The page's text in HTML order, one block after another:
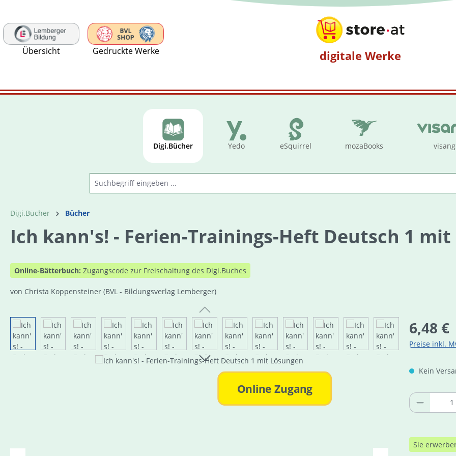
Übersicht Gedruckte Werke digitale Werke
Digi.Bücher Yedo eSquirrel mozaBooks visang
Digi.Bücher Bücher
Ich kann's! - Ferien-Trainings-Heft Deutsch 1 mit
Online-Bätterbuch: Zugangscode zur Freischaltung des Digi.Buches
von Christa Koppensteiner (BVL - Bildungsverlag Lemberger)
Bildergalerie überspringen
Online Zugang
Regulärer
6,48 €
Preise inkl.
Kein
Sie